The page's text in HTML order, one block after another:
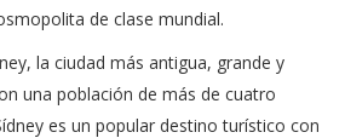
de clase mundial.
la ciudad más antigua, grande y
una población de más de cuatro
es un popular destino turístico con